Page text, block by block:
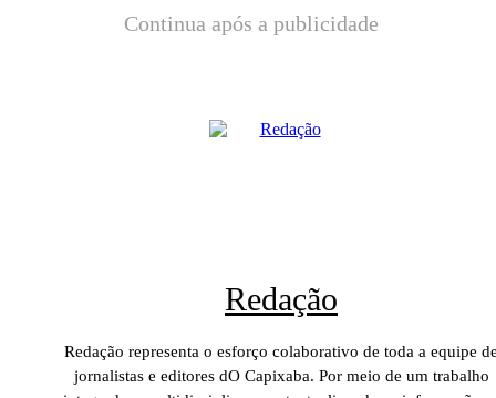
Continua após a publicidade
Redação
Redação representa o esforço colaborativo de toda a equipe
jornalistas e editores dO Capixaba. Por meio de um trabalho